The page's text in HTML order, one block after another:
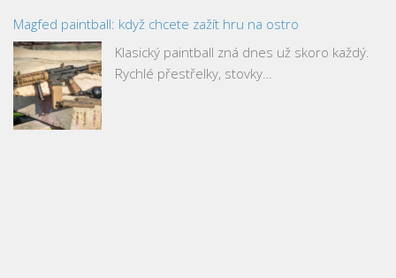
Magfed paintball: když chcete zažít hru na ostro
Klasický paintball zná dnes už skoro každý.
Rychlé přestřelky, stovky…